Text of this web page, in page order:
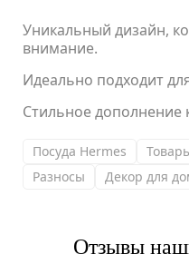
Уникальный дизайн,
внимание.
Идеально подходит
Стильное дополнение
Посуда Hermes
Разносы
Декор для
Отзывы